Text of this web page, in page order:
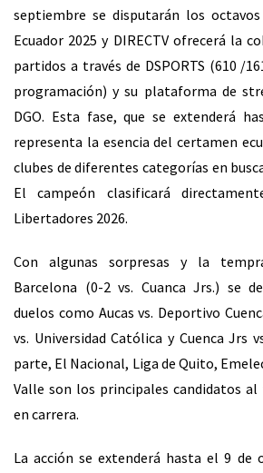
septiembre se disputarán los
Ecuador 2025 y DIRECTV ofrecerá la
partidos a través de DSPORTS (610 /
programación) y su plataforma de
DGO. Esta fase, que se extenderá
representa la esencia del certamen
clubes de diferentes categorías en
El campeón clasificará
Libertadores 2026.
Con algunas sorpresas y la
Barcelona (0-2 vs. Cuanca Jrs.) se
duelos como Aucas vs. Deportivo
vs. Universidad Católica y Cuenca Jrs
parte, El Nacional, Liga de Quito,
Valle son los principales candidatos
en carrera.
La acción se extenderá hasta el 9 de